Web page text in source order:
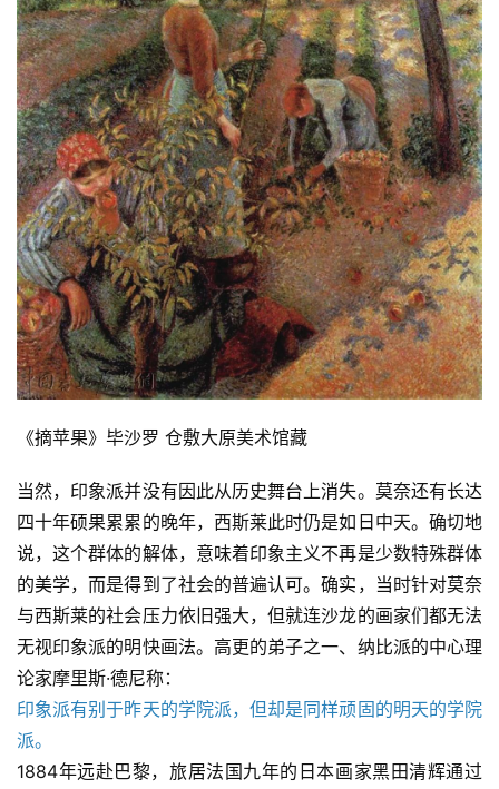
《摘苹果》毕沙罗 仓敷大原美术馆藏
当然，印象派并没有因此从历史舞台上消失。莫奈还有长达
四十年硕果累累的晚年，西斯莱此时仍是如日中天。确切地
说，这个群体的解体，意味着印象主义不再是少数特殊群体
的美学，而是得到了社会的普遍认可。确实，当时针对莫奈
与西斯莱的社会压力依旧强大，但就连沙龙的画家们都无法
无视印象派的明快画法。高更的弟子之一、纳比派的中心理
论家摩里斯·德尼称：
印象派有别于昨天的学院派，但却是同样顽固的明天的学院
派。
1884年远赴巴黎，旅居法国九年的日本画家黑田清辉通过